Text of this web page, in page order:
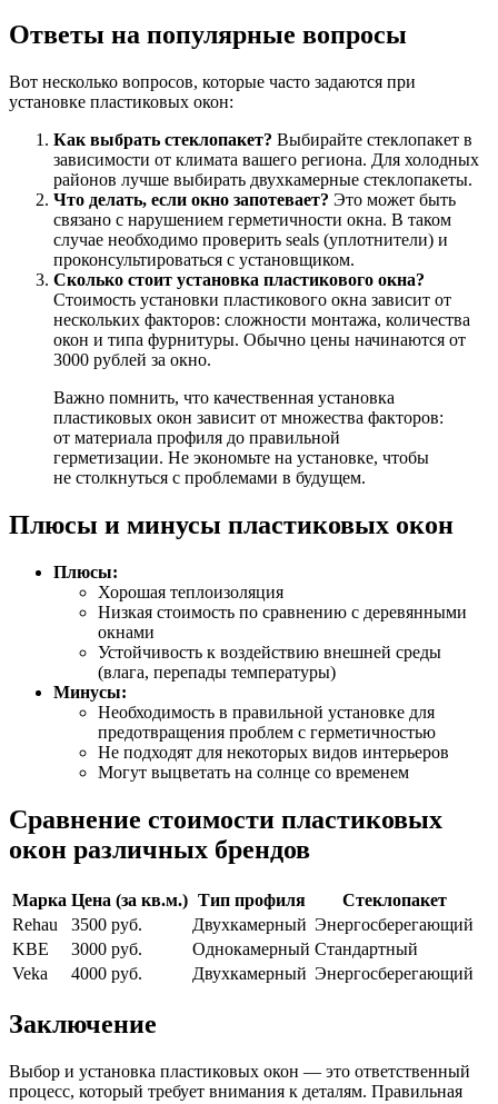
Ответы на популярные вопросы
Вот несколько вопросов, которые часто задаются при
установке пластиковых окон:
Как выбрать стеклопакет? Выбирайте стеклопакет в
зависимости от климата вашего региона. Для холодных
районов лучше выбирать двухкамерные стеклопакеты.
Что делать, если окно запотевает? Это может быть
связано с нарушением герметичности окна. В таком
случае необходимо проверить seals (уплотнители) и
проконсультироваться с установщиком.
Сколько стоит установка пластикового окна?
Стоимость установки пластикового окна зависит от
нескольких факторов: сложности монтажа, количества
окон и типа фурнитуры. Обычно цены начинаются от
3000 рублей за окно.
Важно помнить, что качественная установка
пластиковых окон зависит от множества факторов:
от материала профиля до правильной
герметизации. Не экономьте на установке, чтобы
не столкнуться с проблемами в будущем.
Плюсы и минусы пластиковых окон
Плюсы:
Хорошая теплоизоляция
Низкая стоимость по сравнению с деревянными
окнами
Устойчивость к воздействию внешней среды
(влага, перепады температуры)
Минусы:
Необходимость в правильной установке для
предотвращения проблем с герметичностью
Не подходят для некоторых видов интерьеров
Могут выцветать на солнце со временем
Сравнение стоимости пластиковых
окон различных брендов
Марка Цена (за кв.м.) Тип профиля
Стеклопакет
Rehau
3500 руб. Двухкамерный Энергосберегающий
KBE
3000 руб. Однокамерный Стандартный
Veka
4000 руб. Двухкамерный Энергосберегающий
Заключение
Выбор и установка пластиковых окон — это ответственный
процесс, который требует внимания к деталям. Правильная